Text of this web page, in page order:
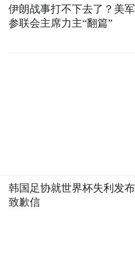
伊朗战事打不下去了？美军
参联会主席力主“翻篇”
韩国足协就世界杯失利发布
致歉信